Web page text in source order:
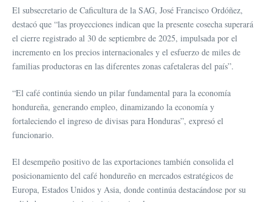
El subsecretario de Caficultura de la SAG, José Francisco Ordóñez,
destacó que “las proyecciones indican que la presente cosecha superará
el cierre registrado al 30 de septiembre de 2025, impulsada por el
incremento en los precios internacionales y el esfuerzo de miles de
familias productoras en las diferentes zonas cafetaleras del país”.
“El café continúa siendo un pilar fundamental para la economía
hondureña, generando empleo, dinamizando la economía y
fortaleciendo el ingreso de divisas para Honduras”, expresó el
funcionario.
El desempeño positivo de las exportaciones también consolida el
posicionamiento del café hondureño en mercados estratégicos de
Europa, Estados Unidos y Asia, donde continúa destacándose por su